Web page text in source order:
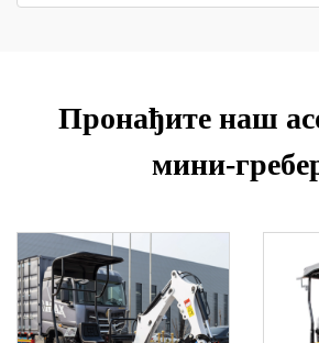
Пронађите наш
мини-